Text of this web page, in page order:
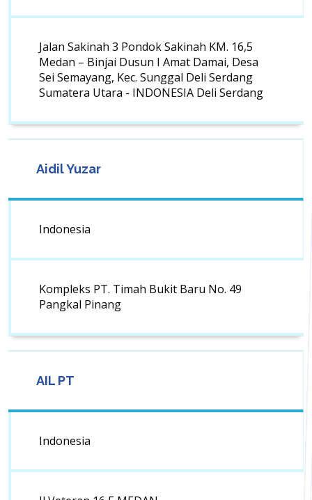
Jalan Sakinah 3 Pondok Sakinah KM. 16,5
Medan – Binjai Dusun I Amat Damai, Desa
Sei Semayang, Kec. Sunggal Deli Serdang
Sumatera Utara - INDONESIA Deli Serdang
Aidil Yuzar
Indonesia
Kompleks PT. Timah Bukit Baru No. 49
Pangkal Pinang
AIL PT
Indonesia